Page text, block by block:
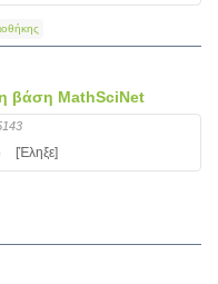
βάση MathSciNet
[Έληξε]